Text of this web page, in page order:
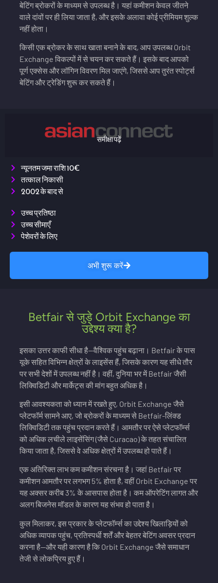
बेटिंग ब्रोकरों के माध्यम से उपलब्ध है। यहां कमीशन केवल जीतने
वाले दांवों पर ही लिया जाता है, और इसके अलावा कोई प्रीमियम शुल्क
नहीं होता।
किसी एक ब्रोकर के साथ खाता बनाने के बाद, आप उपलब्ध Orbit
Exchange विकल्पों में से चयन कर सकते हैं। इसके बाद आपको
पूर्ण एक्सेस और लॉगिन विवरण मिल जाएंगे, जिससे आप तुरंत स्पोर्ट्स
बेटिंग और ट्रेडिंग शुरू कर सकते हैं।
समीक्षा पढ़ें
न्यूनतम जमा राशि 10€
तत्काल निकासी
2002 के बाद से
उच्च प्रतिष्ठा
उच्च सीमाएँ
पेशेवरों के लिए
अभी शुरू करें
Betfair से जुड़े Orbit Exchange का
उद्देश्य क्या है?
इसका उत्तर काफी सीधा है—वैश्विक पहुंच बढ़ाना। Betfair के पास
यूके सहित विभिन्न क्षेत्रों के लाइसेंस हैं, जिसके कारण यह सीधे तौर
पर सभी देशों में उपलब्ध नहीं है। वहीं, दुनिया भर में Betfair जैसी
लिक्विडिटी और मार्केट्स की मांग बहुत अधिक है।
इसी आवश्यकता को ध्यान में रखते हुए, Orbit Exchange जैसे
प्लेटफॉर्म सामने आए, जो ब्रोकरों के माध्यम से Betfair-लिंक्ड
लिक्विडिटी तक पहुंच प्रदान करते हैं। आमतौर पर ऐसे प्लेटफॉर्म्स
को अधिक लचीले लाइसेंसिंग (जैसे Curacao) के तहत संचालित
किया जाता है, जिससे वे अधिक क्षेत्रों में उपलब्ध हो पाते हैं।
एक अतिरिक्त लाभ कम कमीशन संरचना है। जहां Betfair पर
कमीशन आमतौर पर लगभग 5% होता है, वहीं Orbit Exchange पर
यह अक्सर करीब 3% के आसपास होता है। कम ऑपरेटिंग लागत और
अलग बिजनेस मॉडल के कारण यह संभव हो पाता है।
कुल मिलाकर, इस प्रकार के प्लेटफॉर्म्स का उद्देश्य खिलाड़ियों को
अधिक व्यापक पहुंच, प्रतिस्पर्धी शर्तें और बेहतर बेटिंग अवसर प्रदान
करना है—और यही कारण है कि Orbit Exchange जैसे समाधान
तेजी से लोकप्रिय हुए हैं।